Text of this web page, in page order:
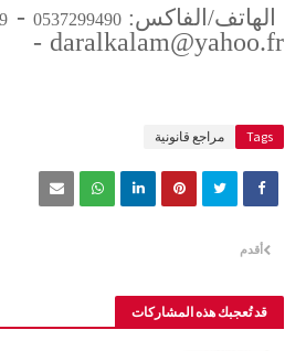
الهاتف/الفاكس: 0537299490
-
- daralkalam@yahoo.fr
Tags مراجع قانونية
أقدم
قد تُعجبك هذه المشاركات